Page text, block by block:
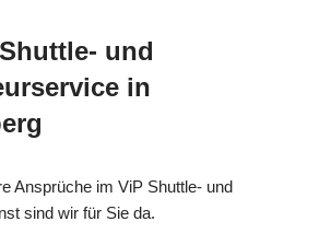
und
in
Ansprüche im ViP Shuttle- und
sind wir für Sie da.